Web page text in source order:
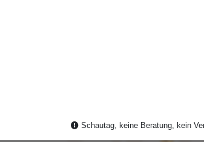
Schautag, keine Beratung, kein